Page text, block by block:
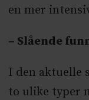
en mer
– Slående
I den aktuelle
to ulike typer